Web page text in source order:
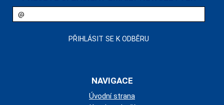
NAVIGACE
Úvodní strana